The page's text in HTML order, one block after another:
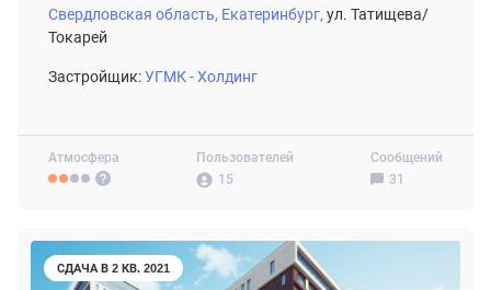
Атмосфера
Пользователей
15
Сообщений
31
Свердловская область, Екатеринбург, ул. Татищева/
Токарей
Застройщик:УГМК - Холдинг
СДАЧА В 2 КВ. 2021